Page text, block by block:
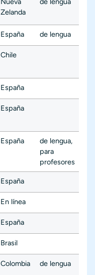
Zelanda
España de lengua
Chile
España
España
España de lengua,
para
profesores
España
En línea
España
Brasil
Colombia de lengua